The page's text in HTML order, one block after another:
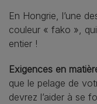
En Hongrie, l’une
couleur « fako »,
entier !
Exigences en
que le pelage de
devrez l’aider à se